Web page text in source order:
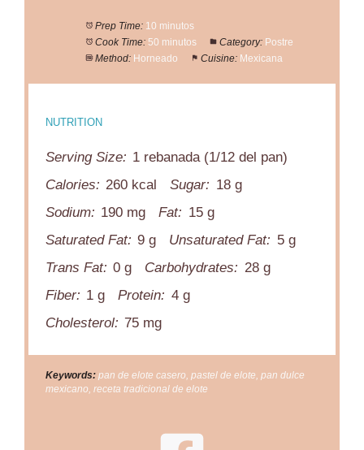
Prep Time: 10 minutos
Cook Time: 50 minutos Category: Postre
Method: Horneado Cuisine: Mexicana
NUTRITION
Serving Size: 1 rebanada (1/12 del pan)
Calories: 260 kcal Sugar: 18 g
Sodium: 190 mg Fat: 15 g
Saturated Fat: 9 g Unsaturated Fat: 5 g
Trans Fat: 0 g Carbohydrates: 28 g
Fiber: 1 g Protein: 4 g
Cholesterol: 75 mg
Keywords: pan de elote casero, pastel de elote, pan dulce
mexicano, receta tradicional de elote